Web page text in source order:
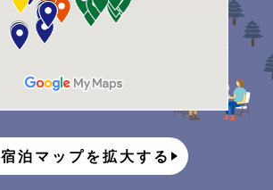
宿泊マップを拡大する